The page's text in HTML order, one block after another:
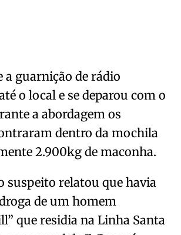
a guarnição de rádio
o local e se deparou com o
a abordagem os
dentro da mochila
2.900kg de maconha.
suspeito relatou que havia
de um homem
que residia na Linha Santa